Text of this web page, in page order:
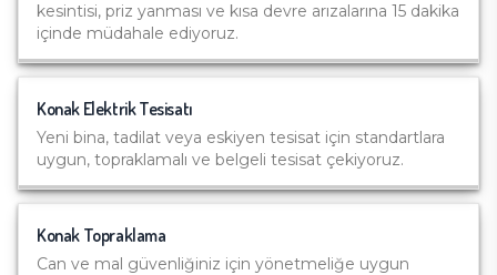
kesintisi, priz yanması ve kısa devre arızalarına 15 dakika
içinde müdahale ediyoruz.
Konak Elektrik Tesisatı
Yeni bina, tadilat veya eskiyen tesisat için standartlara
uygun, topraklamalı ve belgeli tesisat çekiyoruz.
Konak Topraklama
Can ve mal güvenliğiniz için yönetmeliğe uygun